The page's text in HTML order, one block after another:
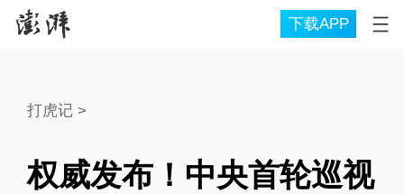
下载APP
打虎记 >
权威发布！中央首轮巡视